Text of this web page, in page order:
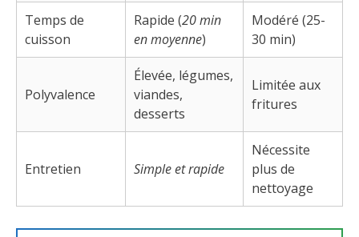
Temps de
cuisson
Rapide (20 min
en moyenne)
Modéré (25-
30 min)
Polyvalence
Élevée, légumes,
viandes,
desserts
Limitée aux
fritures
Entretien Simple et rapide
Nécessite
plus de
nettoyage